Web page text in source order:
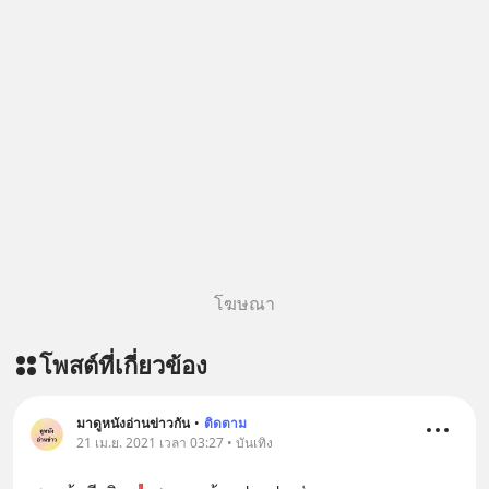
โฆษณา
โพสต์ที่เกี่ยวข้อง
มาดูหนังอ่านข่าวกัน • ติดตาม
21 เม.ย. 2021 เวลา 03:27 • บันเทิง